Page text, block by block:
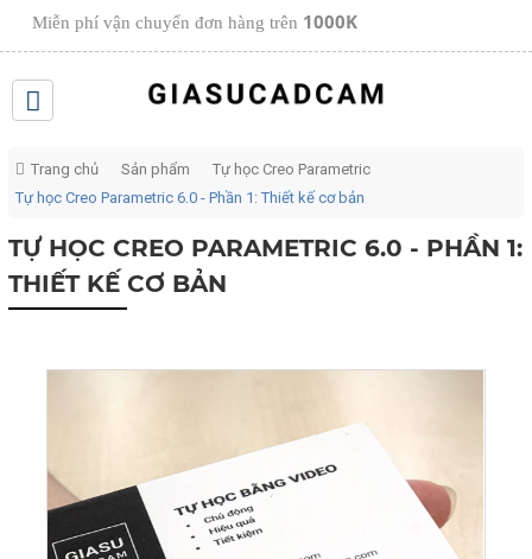
Miễn phí vận chuyển đơn hàng trên1000K
Trang chủ Sản phẩm
Tự học Creo Parametric
Tự học Creo Parametric 6.0 - Phần 1: Thiết kế cơ bản
TỰ HỌC CREO PARAMETRIC 6.0 - PHẦN 1:
THIẾT KẾ CƠ BẢN